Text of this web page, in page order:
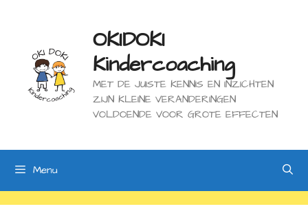
OKIDOKI
Kindercoaching
MET DE JUISTE KENNIS EN INZICHTEN
ZIJN KLEINE VERANDERINGEN
VOLDOENDE VOOR GROTE EFFECTEN
Menu